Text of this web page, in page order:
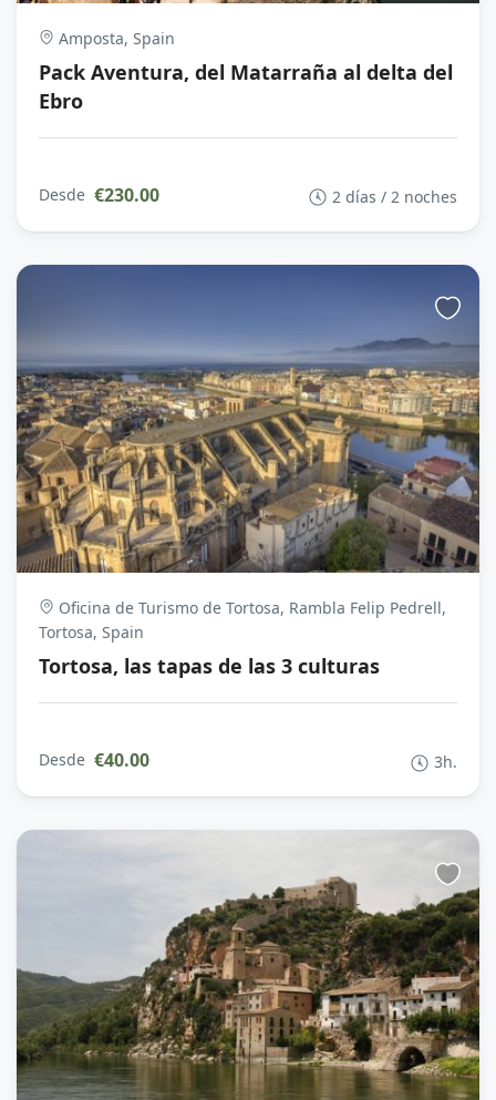
Amposta, Spain
Pack Aventura, del Matarraña al delta del
Ebro
Desde €230.00 2 días / 2 noches
Oficina de Turismo de Tortosa, Rambla Felip Pedrell,
Tortosa, Spain
Tortosa, las tapas de las 3 culturas
Desde €40.00 3h.